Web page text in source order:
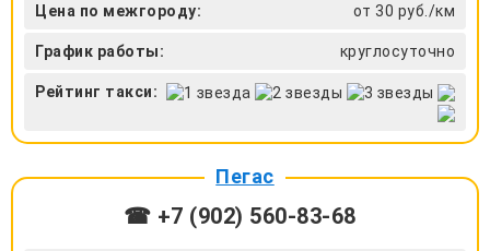
Цена по межгороду: от 30 руб./км
График работы: круглосуточно
Рейтинг такси:
Пегас
☎ +7 (902) 560-83-68